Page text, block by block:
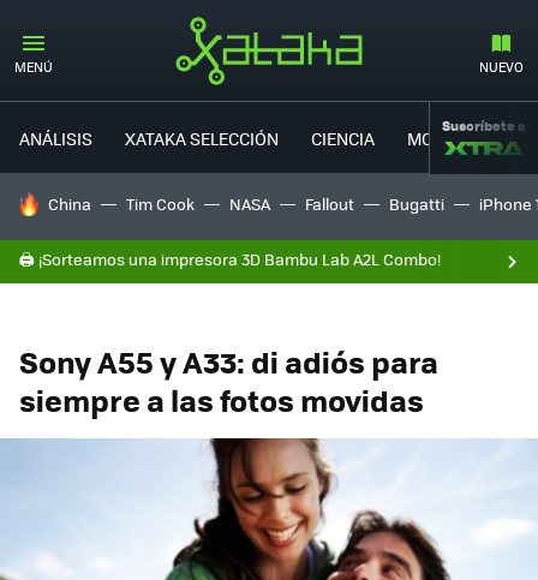
MENÚ NUEVO
ANÁLISIS XATAKA SELECCIÓN CIENCIA MOVILIDAD
Suscríbete a
HOY SE HABLA DE
China Tim Cook NASA Fallout Bugatti iPhone
🖨️ ¡Sorteamos una impresora 3D Bambu Lab A2L Combo!
Sony A55 y A33: di adiós para
siempre a las fotos movidas